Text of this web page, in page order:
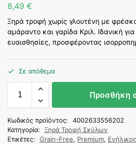
8,49 €
Ξηρά τροφή χωρίς γλουτένη με
αμάραντο και γαρίδα Κριλ. Ιδανική
ευαισθησίες, προσφέροντας
Σε απόθεμα
Προσθήκη
Κωδικός προϊόντος:
4002633556202
Κατηγορία:
Ξηρά Τροφή Σκύλων
Ετικέτες:
Grain-Free, Premium,